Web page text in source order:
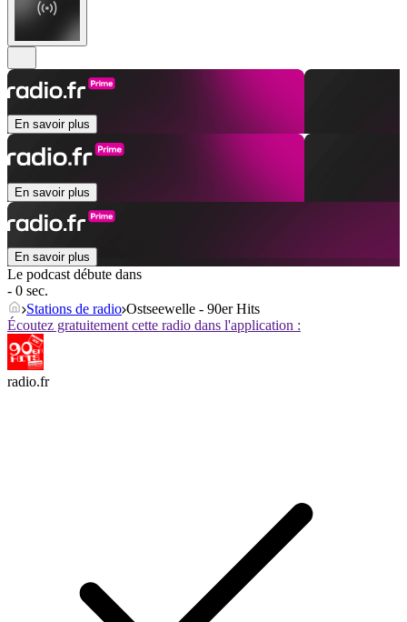
En savoir plus
En savoir plus
En savoir plus
Le podcast débute dans
- 0 sec.
Stations de radio Ostseewelle - 90er Hits
Écoutez gratuitement cette radio dans l'application :
radio.fr